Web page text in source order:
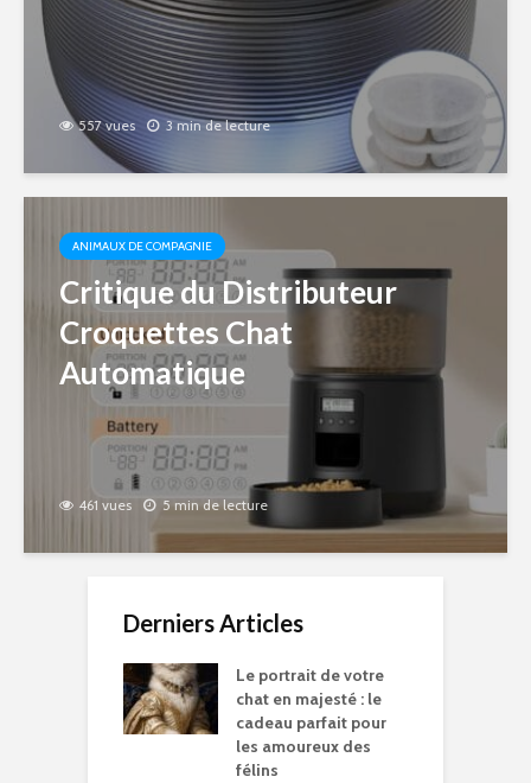
557 vues 3 min de lecture
ANIMAUX DE COMPAGNIE
Critique du Distributeur
Croquettes Chat
Automatique
461 vues 5 min de lecture
Derniers Articles
Le portrait de votre
chat en majesté : le
cadeau parfait pour
les amoureux des
félins